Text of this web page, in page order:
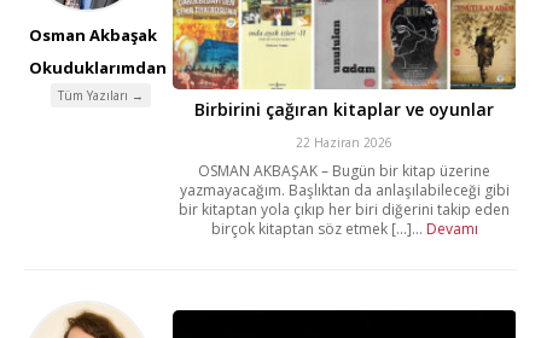
Osman Akbaşak
Okuduklarımdan
Tüm Yazıları →
Birbirini çağıran kitaplar ve oyunlar
22 Haziran 2026
OSMAN AKBAŞAK – Bugün bir kitap üzerine
yazmayacağım. Başlıktan da anlaşılabileceği gibi
bir kitaptan yola çıkıp her biri diğerini takip eden
birçok kitaptan söz etmek [...]... Devamı